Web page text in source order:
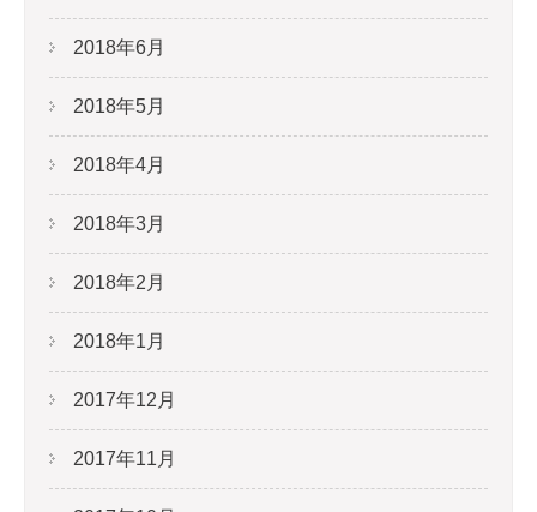
2018年6月
2018年5月
2018年4月
2018年3月
2018年2月
2018年1月
2017年12月
2017年11月